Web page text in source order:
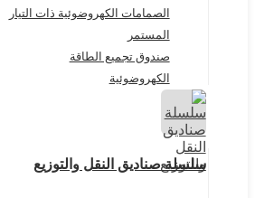
الصمامات الكهروضوئية ذات التيار
المستمر
صندوق تجميع الطاقة
الكهروضوئية
سلسلة صناديق النقل والتوزيع